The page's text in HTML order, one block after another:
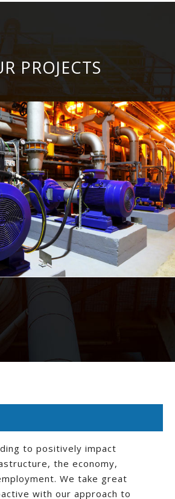
PROJECTS
Cool Project
to positively impact
the economy,
We take great
with our approach to